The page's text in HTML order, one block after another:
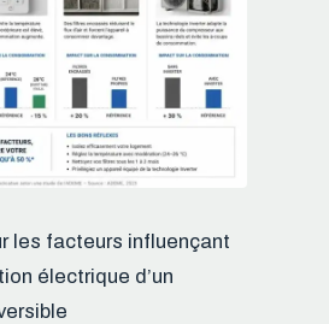
les facteurs influençant
électrique d’un